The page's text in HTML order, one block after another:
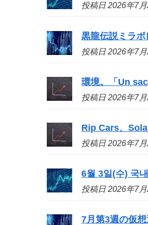
投稿日 2026年7月
黒龍伝説ミラ
投稿日 2026年7月
環境。「Un
投稿日 2026年7月
Rip Cars、
投稿日 2026年7月
6월 3일(수) 국
投稿日 2026年7月
7月第3週の仮